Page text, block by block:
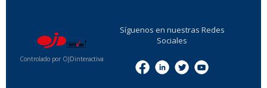
Controlado por OJDinteractiva
Síguenos en nuestras Redes
Sociales